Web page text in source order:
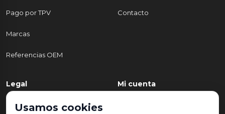
Pago por TPV
Marcas
Referencias OEM
Contacto
Legal
Política de Privacidad
Mi cuenta
Usamos cookies